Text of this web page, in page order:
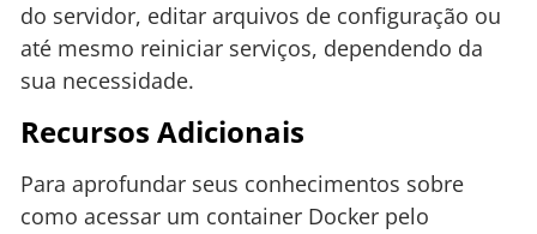
do servidor, editar arquivos de configuração ou
até mesmo reiniciar serviços, dependendo da
sua necessidade.
Recursos Adicionais
Para aprofundar seus conhecimentos sobre
como acessar um container Docker pelo